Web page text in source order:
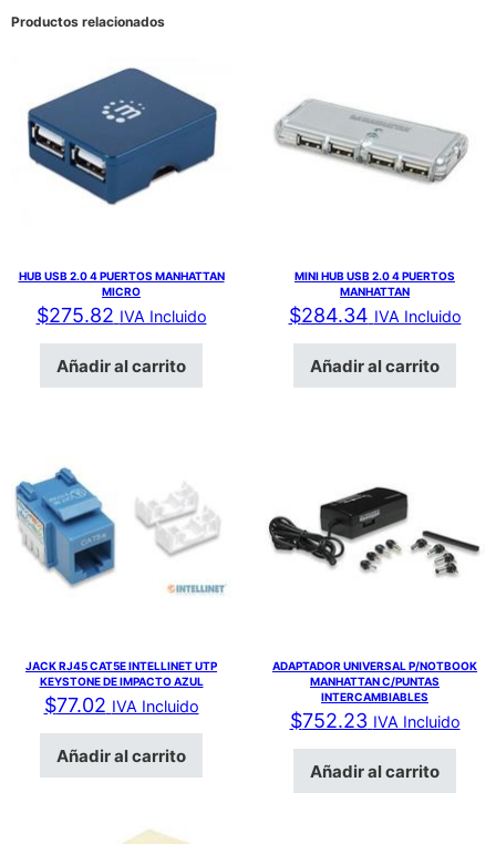
Productos relacionados
HUB USB 2.0 4 PUERTOS MANHATTAN
MICRO
$275.82 IVA Incluido
Añadir al carrito
MINI HUB USB 2.0 4 PUERTOS
MANHATTAN
$284.34 IVA Incluido
Añadir al carrito
JACK RJ45 CAT5E INTELLINET UTP
KEYSTONE DE IMPACTO AZUL
$77.02 IVA Incluido
Añadir al carrito
ADAPTADOR UNIVERSAL P/NOTBOOK
MANHATTAN C/PUNTAS
INTERCAMBIABLES
$752.23 IVA Incluido
Añadir al carrito